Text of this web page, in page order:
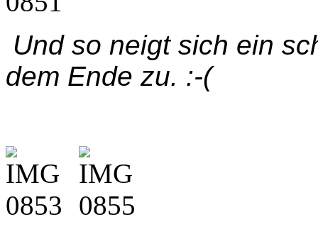
Und so neigt sich ein
dem Ende zu. :-(